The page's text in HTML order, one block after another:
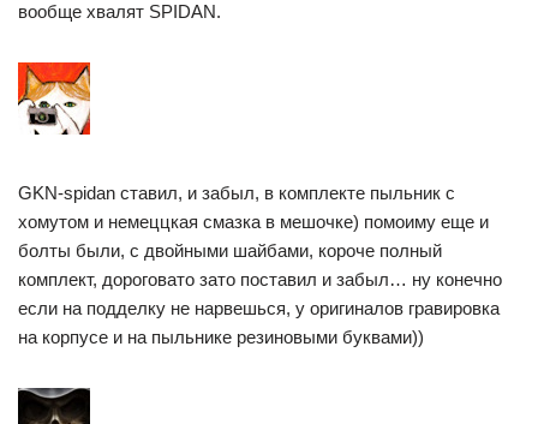
вообще хвалят SPIDAN.
GKN-spidan ставил, и забыл, в комплекте пыльник с
хомутом и немеццкая смазка в мешочке) помоиму еще и
болты были, с двойными шайбами, короче полный
комплект, дороговато зато поставил и забыл… ну конечно
если на подделку не нарвешься, у оригиналов гравировка
на корпусе и на пыльнике резиновыми буквами))